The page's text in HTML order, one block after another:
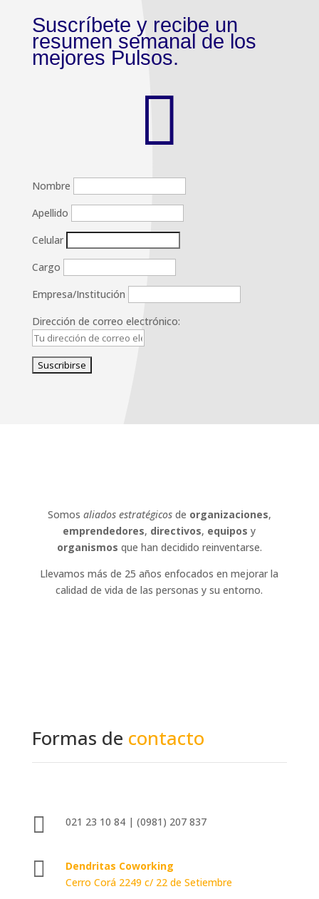
Suscríbete y recibe un
resumen semanal de los
mejores Pulsos.

Nombre
Apellido
Celular
Cargo
Empresa/Institución
Dirección de correo electrónico:
Somos aliados estratégicosde organizaciones,
emprendedores, directivos, equipos y
organismos que han decidido reinventarse.
Llevamos más de 25 años enfocados en mejorar la
calidad de vida de las personas y su entorno.
Formas de contacto
 021 23 10 84 | (0981) 207 837

Dendritas Coworking
Cerro Corá 2249 c/ 22 de Setiembre